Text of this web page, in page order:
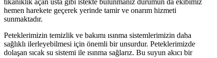
tıkanıklık açan usta gibi istekte bulunmanız durumun da ekibimiz
hemen harekete geçerek yerinde tamir ve onarım hizmeti
sunmaktadır.
Peteklerimizin temizlik ve bakımı ısınma sistemlerimizin daha
sağlıklı ilerleyebilmesi için önemli bir unsurdur. Peteklerimizde
dolaşan sıcak su sistemi ile ısınma sağlarız. Bu suyun akıcı bir